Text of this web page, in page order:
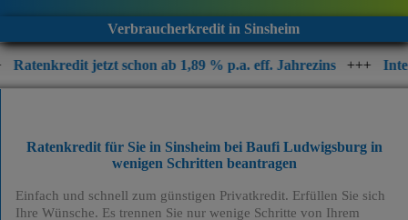
Verbraucherkredit in Sinsheim
jetzt schon ab 1,89 % p.a. eff. Jahrezins +++ Interesse an
Ratenkredit für Sie in Sinsheim bei Baufi Ludwigsburgin
wenigen Schritten beantragen
Einfach und schnell zum günstigen Privatkredit. Erfüllen Sie sich
Ihre Wünsche. Es trennen Sie nur wenige Schritte von Ihrem